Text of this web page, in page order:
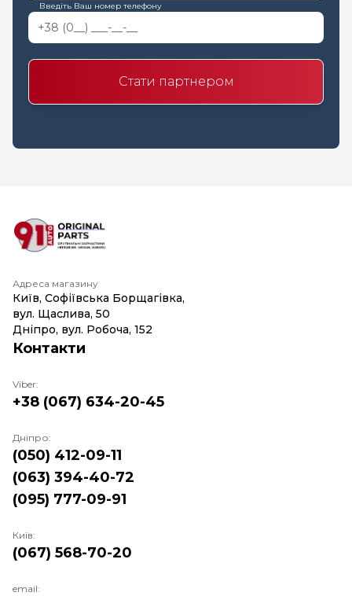
Введіть Ваш номер телефону
Стати партнером
Адреса магазину
Київ, Софіївська Борщагівка,
вул. Щаслива, 50
Дніпро, вул. Робоча, 152
Контакти
Viber:
+38 (067) 634-20-45
Дніпро:
(050) 412-09-11
(063) 394-40-72
(095) 777-09-91
Київ:
(067) 568-70-20
email: